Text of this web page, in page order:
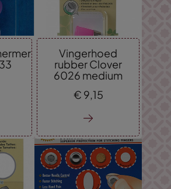
Vingerhoed
rubber Clover
6026 medium
€ 9,15